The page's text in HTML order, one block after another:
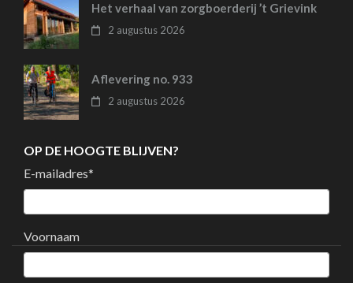
Het verhaal van zorgboerderij ’t Grievink
2 augustus 2026
Aflevering no. 933
2 augustus 2026
OP DE HOOGTE BLIJVEN?
E-mailadres*
Voornaam